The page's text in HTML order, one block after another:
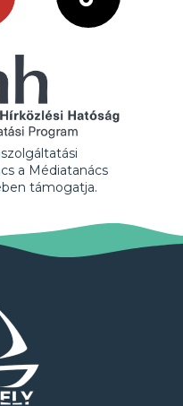
a Médiatanács
támogatja.